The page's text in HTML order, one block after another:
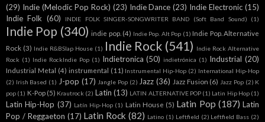
(29) Indie (Melodic Pop Rock) (23) Indie Dance (23) Indie Electronic (15)
Indie Folk (60) INDIE FOLK SINGER-SONGWRITER BAND (Soft Band Sound) (1)
Indie Pop (340) indie pop. (4) Indie Pop. Alt Pop (1) Indie Pop. Alternative
Rock (3) Indie R&BSlap House (1) Indie Rock (541) Indie Rock Alternative
Rock (1) Indie RockIndie Pop (1) Indietronica (50) indietrónica (1) Industrial (20)
Industrial Metal (4) instrumental (11) Instrumental Hip-Hop (2) International Hip-Hop
(2) Irish Based (1) J-pop (17) Jangle Pop (2) Jazz (36) Jazz Fusion (6) Jazz Pop (2) K
pop (1) K-Pop (5) Krautrock (2) Latin (13) LATIN ALTERNATIVE POP (1) Latin Hip Hop (1)
Latin Hip-Hop (37) Latín Hip-Hop (1) Latin House (5) Latin Pop (187) Latin
Pop / Reggaeton (17) Latin Rock (82) Latino (1) Leftfield (2) Leftfield Bass (2)